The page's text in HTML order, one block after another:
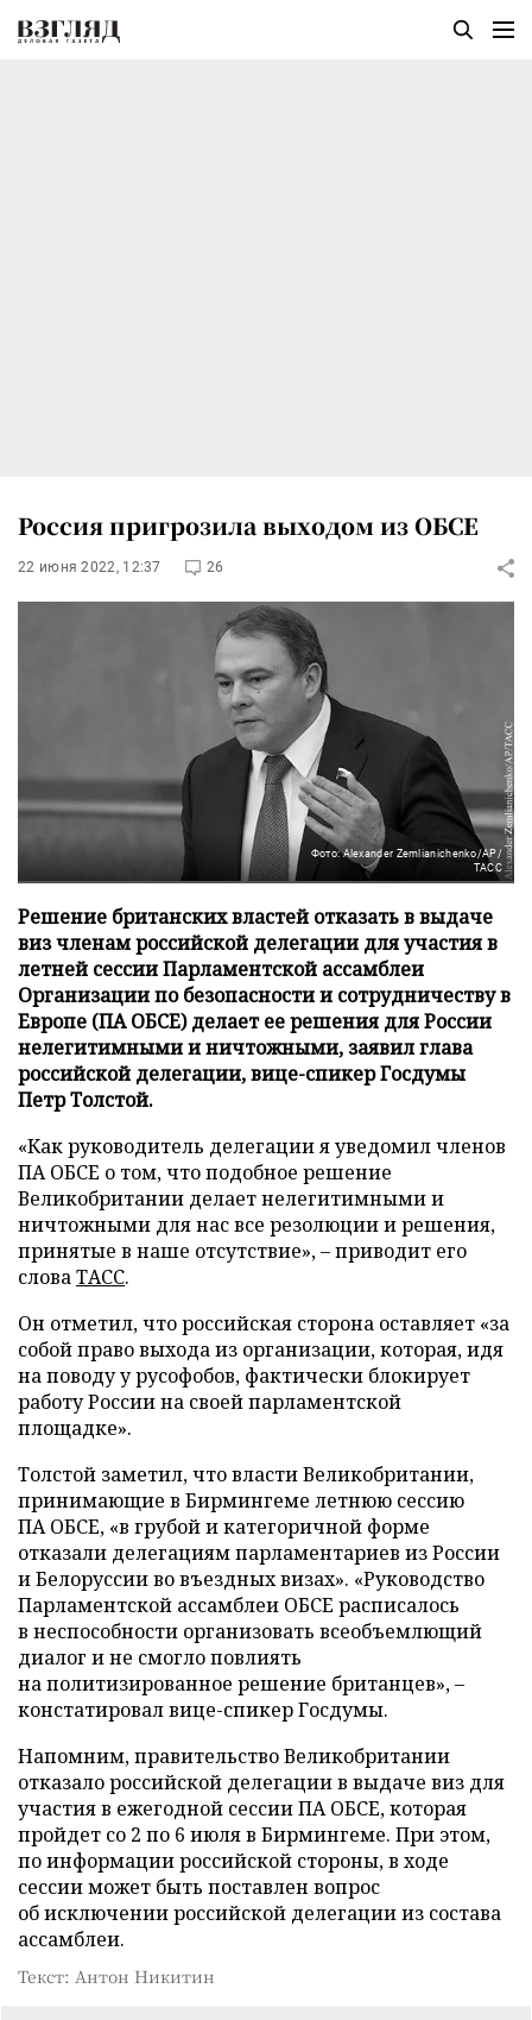
Россия пригрозила выходом из ОБСЕ
22 июня 2022, 12:37 26
Фото: Alexander Zemlianichenko/AP/
ТАСС
Решение британских властей отказать в выдаче
виз членам российской делегации для участия в
летней сессии Парламентской ассамблеи
Организации по безопасности и сотрудничеству в
Европе (ПА ОБСЕ) делает ее решения для России
нелегитимными и ничтожными, заявил глава
российской делегации, вице-спикер Госдумы
Петр Толстой.
«Как руководитель делегации я уведомил членов
ПА ОБСЕ о том, что подобное решение
Великобритании делает нелегитимными и
ничтожными для нас все резолюции и решения,
принятые в наше отсутствие», – приводит его
словаТАСС.
Он отметил, что российская сторона оставляет «за
собой право выхода из организации, которая, идя
на поводу у русофобов, фактически блокирует
работу России на своей парламентской
площадке».
Толстой заметил, что власти Великобритании,
принимающие в Бирмингеме летнюю сессию
ПА ОБСЕ, «в грубой и категоричной форме
отказали делегациям парламентариев из России
и Белоруссии во въездных визах». «Руководство
Парламентской ассамблеи ОБСЕ расписалось
в неспособности организовать всеобъемлющий
диалог и не смогло повлиять
на политизированное решение британцев», –
констатировал вице-спикер Госдумы.
Напомним, правительство Великобритании
отказало российской делегации в выдаче виз для
участия в ежегодной сессии ПА ОБСЕ, которая
пройдет со 2 по 6 июля в Бирмингеме. При этом,
по информации российской стороны, в ходе
сессии может быть поставлен вопрос
об исключении российской делегации из состава
ассамблеи.
Текст: Антон Никитин